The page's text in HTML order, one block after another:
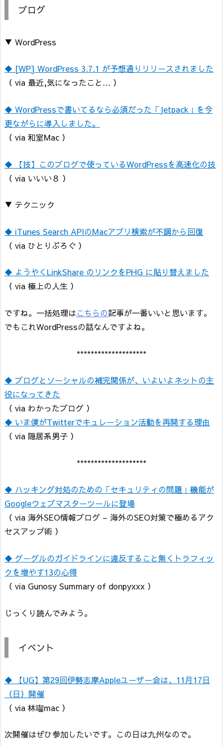
ブログ
▼ WordPress
◆ [WP] WordPress 3.7.1 が予想通りリリースされました
（ via 最近,気になったこと… ）
◆ WordPressで書いてるなら必須だった「Jetpack」を今
更ながらに導入しました。
（ via 和室Mac ）
◆ 【技】このブログで使っているWordPressを高速化の技
（ via いいい８ ）
▼ テクニック
◆ iTunes Search APIのMacアプリ検索が不調から回復
（ via ひとりぶろぐ ）
◆ ようやくLinkShare のリンクをPHG に貼り替えました
（ via 極上の人生 ）
ですね。一括処理はこちらの記事が一番いいと思います。
でもこれWordPressの話なんですよね。
********************
◆ ブログとソーシャルの補完関係が、いよいよネットの主
役になってきた
（ via わかったブログ ）
◆ いま僕がTwitterでキュレーション活動を再開する理由
（ via 隠居系男子 ）
********************
◆ ハッキング対処のための「セキュリティの問題」機能が
Googleウェブマスターツールに登場
（ via 海外SEO情報ブログ – 海外のSEO対策で極めるアク
セスアップ術 ）
◆ グーグルのガイドラインに違反すること無くトラフィッ
クを増やす13の心得
（ via Gunosy Summary of donpyxxx ）
じっくり読んでみよう。
イベント
◆ 【UG】第29回伊勢志摩Appleユーザー会は、11月17日
（日）開催
（ via 林囓mac ）
次開催はぜひ参加したいです。この日は九州なので。